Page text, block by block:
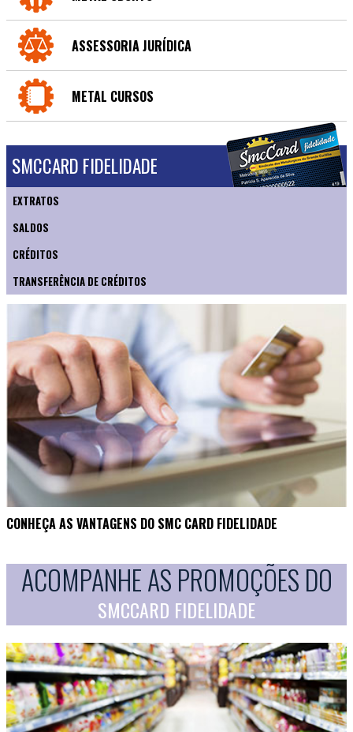
ASSESSORIA JURÍDICA
METAL CURSOS
SMCCARD FIDELIDADE
EXTRATOS
SALDOS
CRÉDITOS
TRANSFERÊNCIA DE CRÉDITOS
CONHEÇA AS VANTAGENS DO SMC CARD FIDELIDADE
ACOMPANHE AS PROMOÇÕES DO
SMCCARD FIDELIDADE